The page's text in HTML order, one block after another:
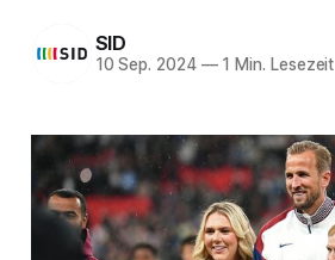
SID
10 Sep. 2024 —1 Min. Lesezeit